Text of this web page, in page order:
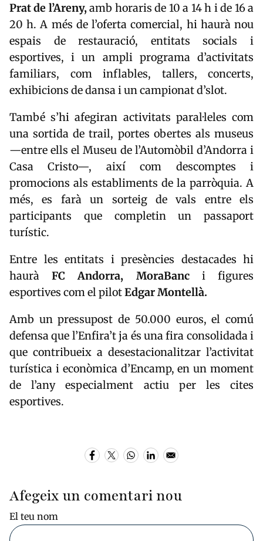
Prat de l’Areny, amb horaris de 10 a 14 h i de 16 a
20 h. A més de l’oferta comercial, hi haurà nou
espais de restauració, entitats socials i
esportives, i un ampli programa d’activitats
familiars, com inflables, tallers, concerts,
exhibicions de dansa i un campionat d’slot.
També s’hi afegiran activitats paral·leles com
una sortida de trail, portes obertes als museus
—entre ells elMuseu de l’Automòbil d’Andorrai
Casa Cristo—, així com descomptes i
promocions als establiments de la parròquia. A
més, es farà un sorteig de vals entre els
participants que completin un passaport
turístic.
Entre les entitats i presències destacades hi
hauràFC Andorra, MoraBanc
i figures
esportives com el pilotEdgar Montellà.
Amb un pressupost de 50.000 euros, el comú
defensa que l’Enfira’t ja és una fira consolidada i
que contribueix a desestacionalitzar l’activitat
turística i econòmica d’Encamp, en un moment
de l’any especialment actiu per les cites
esportives.
Afegeix un comentari nou
El teu nom